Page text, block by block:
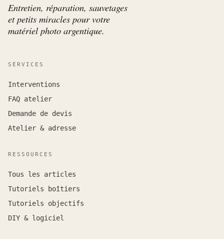
Entretien, réparation, sauvetages
et petits miracles pour votre
matériel photo argentique.
SERVICES
Interventions
FAQ atelier
Demande de devis
Atelier & adresse
RESSOURCES
Tous les articles
Tutoriels boîtiers
Tutoriels objectifs
DIY & logiciel